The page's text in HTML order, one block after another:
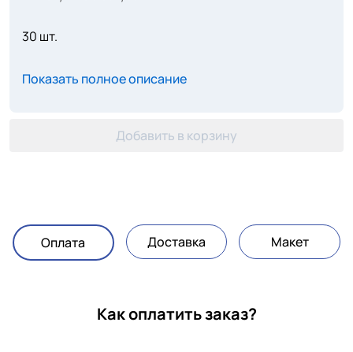
30 шт.
Показать полное описание
Добавить в корзину
Оплата Доставка Макет
Как оплатить заказ?